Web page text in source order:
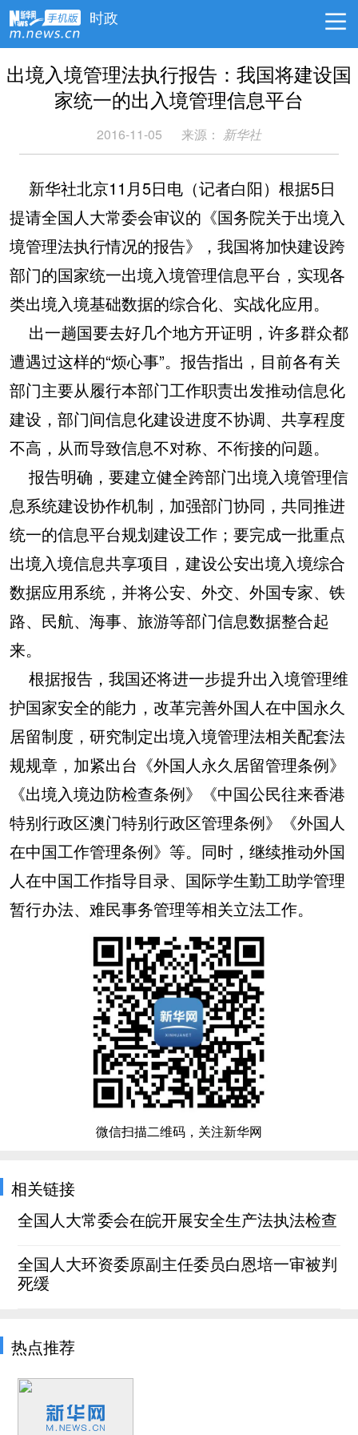
时政
出境入境管理法执行报告：我国将建设国
家统一的出入境管理信息平台
2016-11-05 来源： 新华社
新华社北京11月5日电（记者白阳）根据5日
提请全国人大常委会审议的《国务院关于出境入
境管理法执行情况的报告》，我国将加快建设跨
部门的国家统一出境入境管理信息平台，实现各
类出境入境基础数据的综合化、实战化应用。
出一趟国要去好几个地方开证明，许多群众都
遭遇过这样的“烦心事”。报告指出，目前各有关
部门主要从履行本部门工作职责出发推动信息化
建设，部门间信息化建设进度不协调、共享程度
不高，从而导致信息不对称、不衔接的问题。
报告明确，要建立健全跨部门出境入境管理信
息系统建设协作机制，加强部门协同，共同推进
统一的信息平台规划建设工作；要完成一批重点
出境入境信息共享项目，建设公安出境入境综合
数据应用系统，并将公安、外交、外国专家、铁
路、民航、海事、旅游等部门信息数据整合起
来。
根据报告，我国还将进一步提升出入境管理维
护国家安全的能力，改革完善外国人在中国永久
居留制度，研究制定出境入境管理法相关配套法
规规章，加紧出台《外国人永久居留管理条例》
《出境入境边防检查条例》《中国公民往来香港
特别行政区澳门特别行政区管理条例》《外国人
在中国工作管理条例》等。同时，继续推动外国
人在中国工作指导目录、国际学生勤工助学管理
暂行办法、难民事务管理等相关立法工作。
微信扫描二维码，关注新华网
相关链接
全国人大常委会在皖开展安全生产法执法检查
全国人大环资委原副主任委员白恩培一审被判
死缓
热点推荐